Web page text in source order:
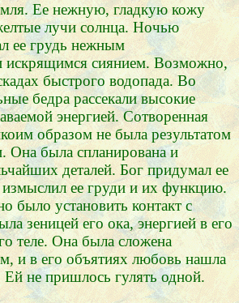
Ее нежную, гладкую кожу
лучи солнца. Ночью
ее грудь нежным
искрящимся сиянием. Возможно,
быстрого водопада. Во
бедра рассекали высокие
энергией. Сотворенная
образом не была результатом
Она была спланирована и
деталей. Бог придумал ее
ее груди и их функцию.
было установить контакт с
зеницей его ока, энергией в его
теле. Она была сложена
и в его объятиях любовь нашла
Ей не пришлось гулять одной.